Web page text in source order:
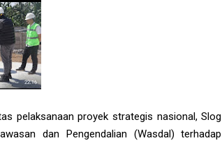
pelaksanaan proyek strategis nasional, Slog
dan Pengendalian (Wasdal) terhadap